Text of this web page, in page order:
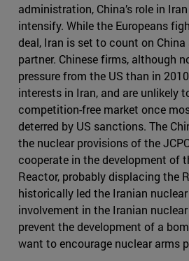
administration, China’s role in
intensify. While the Europeans
deal, Iran is set to count on
partner. Chinese firms, although
pressure from the US than in
interests in Iran, and are unlikely
competition-free market once
deterred by US sanctions. The
the nuclear provisions of the
cooperate in the development of
Reactor, probably displacing the
historically led the Iranian
involvement in the Iranian
prevent the development of a
want to encourage nuclear arms